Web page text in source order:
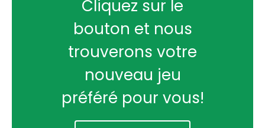
Cliquez sur le
bouton et nous
trouverons votre
nouveau jeu
préféré pour vous!